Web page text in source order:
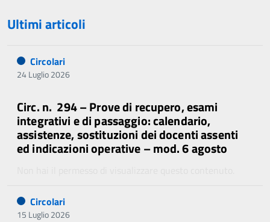
Ultimi articoli
Circolari
24 Luglio 2026
Circ. n. 294 – Prove di recupero, esami
integrativi e di passaggio: calendario,
assistenze, sostituzioni dei docenti assenti
ed indicazioni operative – mod. 6 agosto
Circolari
15 Luglio 2026